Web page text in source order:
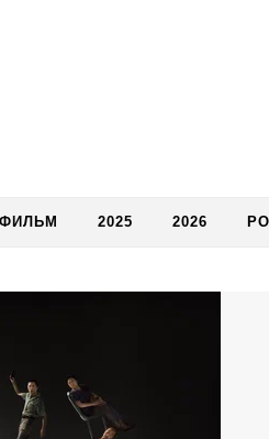
2025 2026